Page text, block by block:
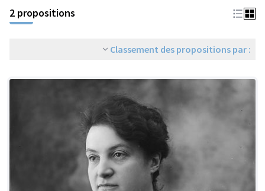
2 propositions
Classement des propositions par :